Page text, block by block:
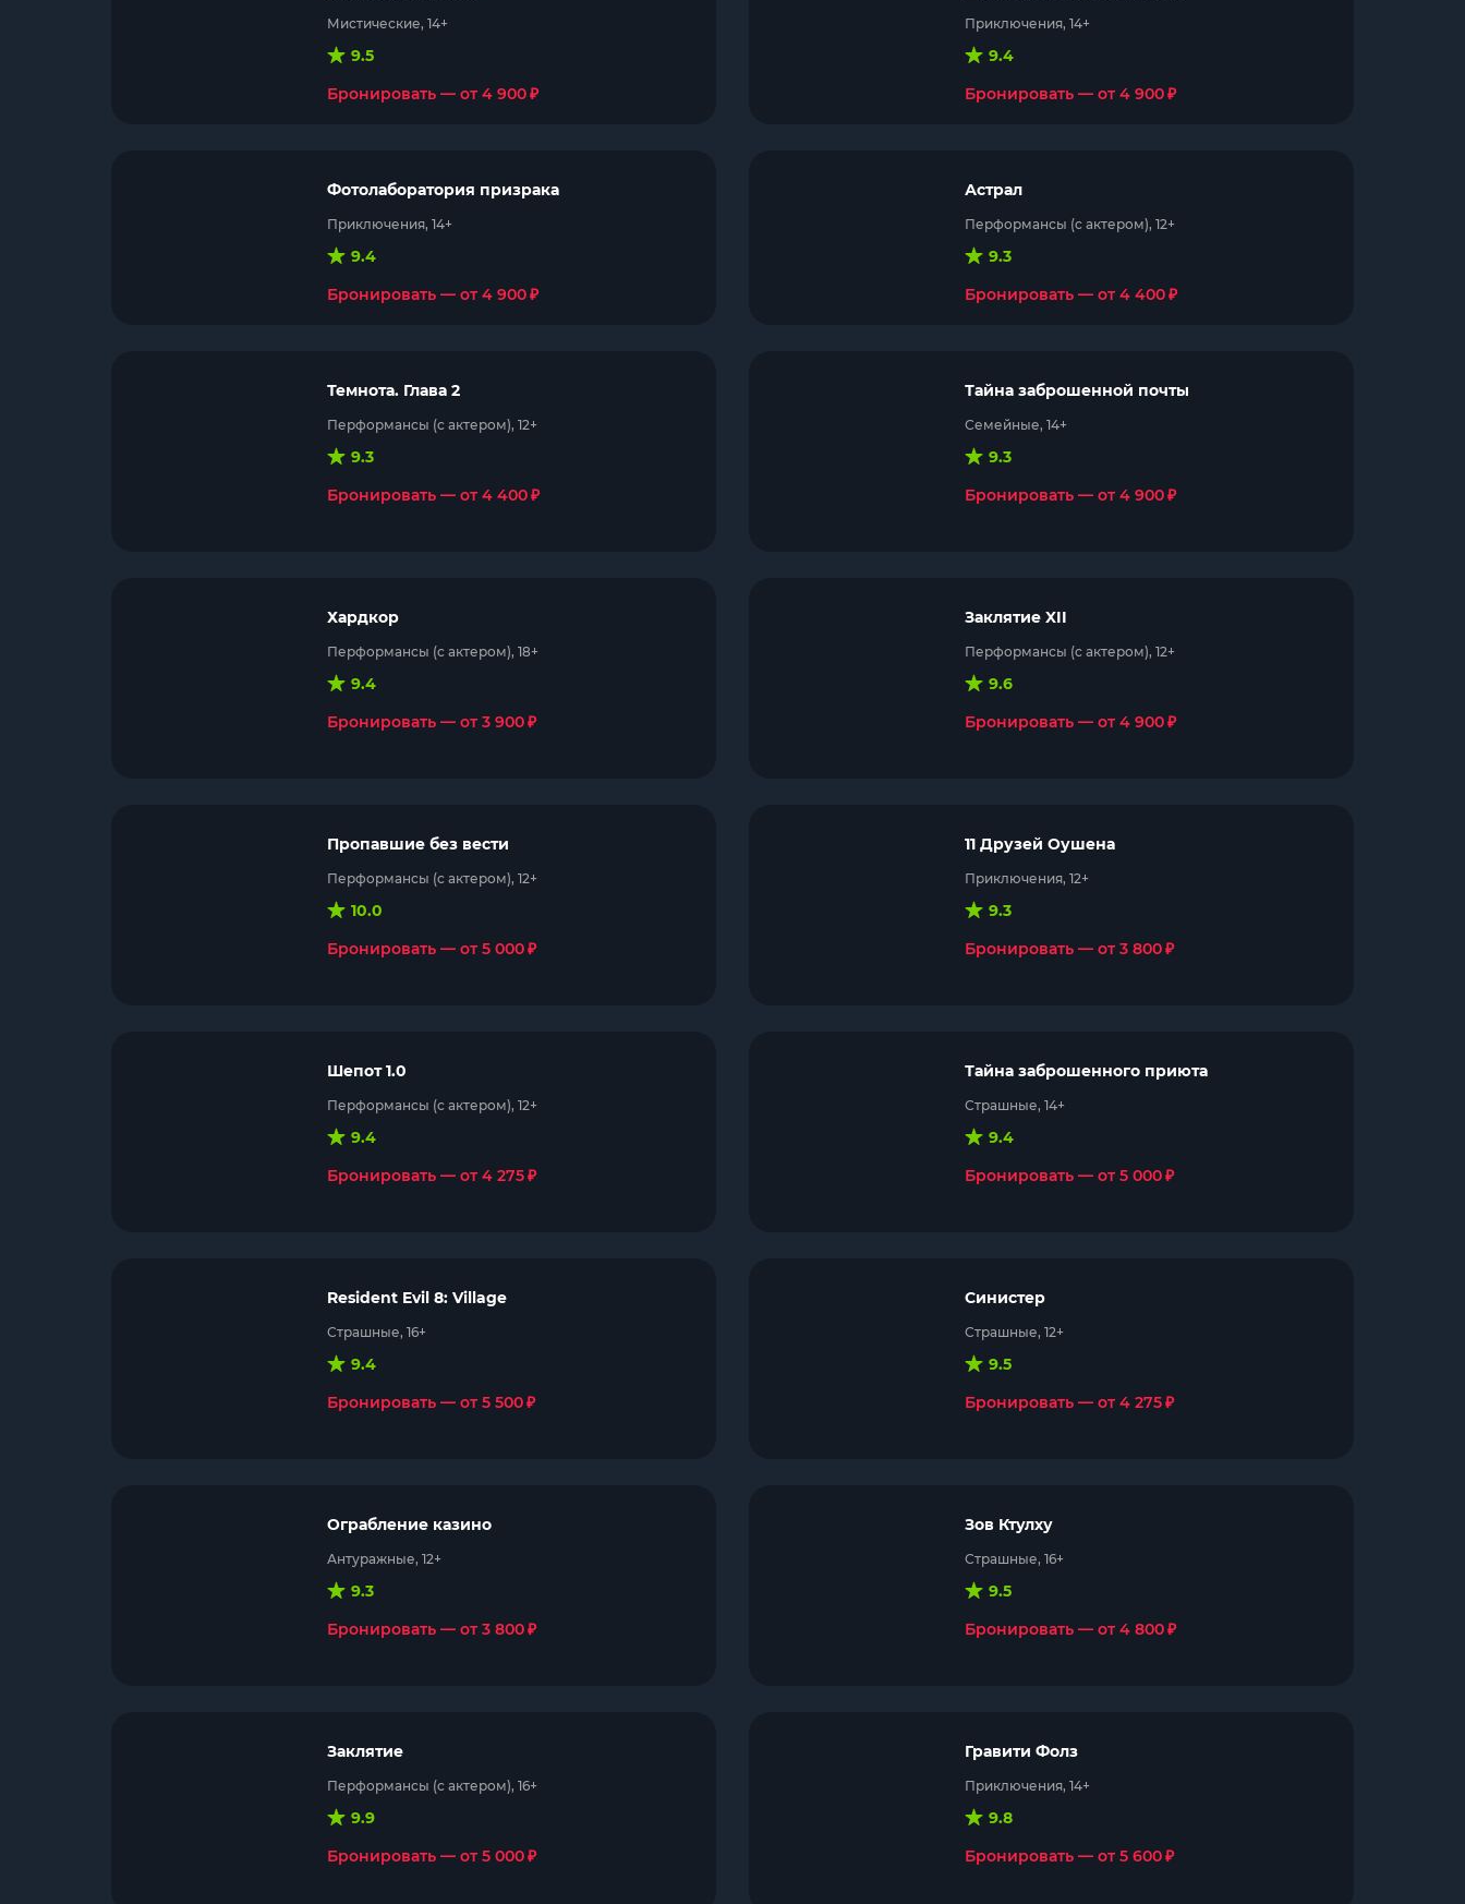
Мистические, 14+
9.5
Бронировать — от 4 900₽
Приключения, 14+
9.4
Бронировать — от 4 900₽
Фотолаборатория призрака
Приключения, 14+
9.4
Бронировать — от 4 900₽
Астрал
Перформансы (с актером), 12+
9.3
Бронировать — от 4 400₽
Темнота. Глава 2
Перформансы (с актером), 12+
9.3
Бронировать — от 4 400₽
Тайна заброшенной почты
Семейные, 14+
9.3
Бронировать — от 4 900₽
Хардкор
Перформансы (с актером), 18+
9.4
Бронировать — от 3 900₽
Заклятие XII
Перформансы (с актером), 12+
9.6
Бронировать — от 4 900₽
Пропавшие без вести
Перформансы (с актером), 12+
10.0
Бронировать — от 5 000₽
11 Друзей Оушена
Приключения, 12+
9.3
Бронировать — от 3 800₽
Шепот 1.0
Перформансы (с актером), 12+
9.4
Бронировать — от 4 275₽
Тайна заброшенного приюта
Страшные, 14+
9.4
Бронировать — от 5 000₽
Resident Evil 8: Village
Страшные, 16+
9.4
Бронировать — от 5 500₽
Синистер
Страшные, 12+
9.5
Бронировать — от 4 275₽
Ограбление казино
Антуражные, 12+
9.3
Бронировать — от 3 800₽
Зов Ктулху
Страшные, 16+
9.5
Бронировать — от 4 800₽
Заклятие
Перформансы (с актером), 16+
9.9
Бронировать — от 5 000₽
Гравити Фолз
Приключения, 14+
9.8
Бронировать — от 5 600₽